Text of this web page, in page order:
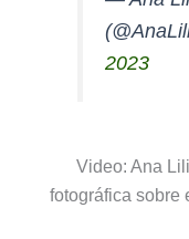
2023
Video: Ana
fotográfica sobre